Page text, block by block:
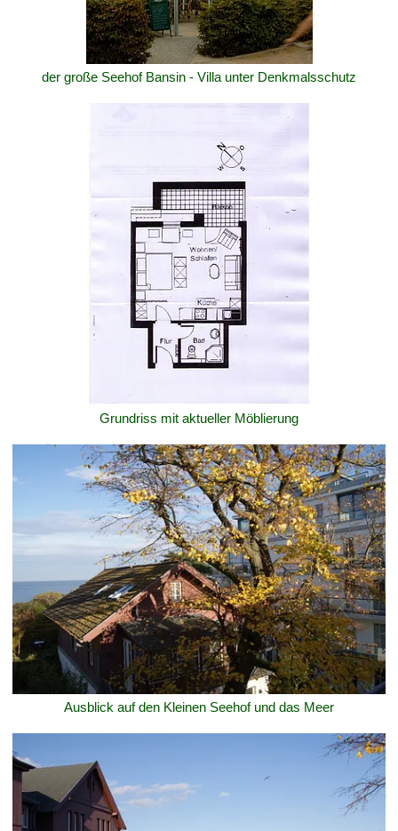
der große Seehof Bansin - Villa unter Denkmalsschutz
Grundriss mit aktueller Möblierung
Ausblick auf den Kleinen Seehof und das Meer